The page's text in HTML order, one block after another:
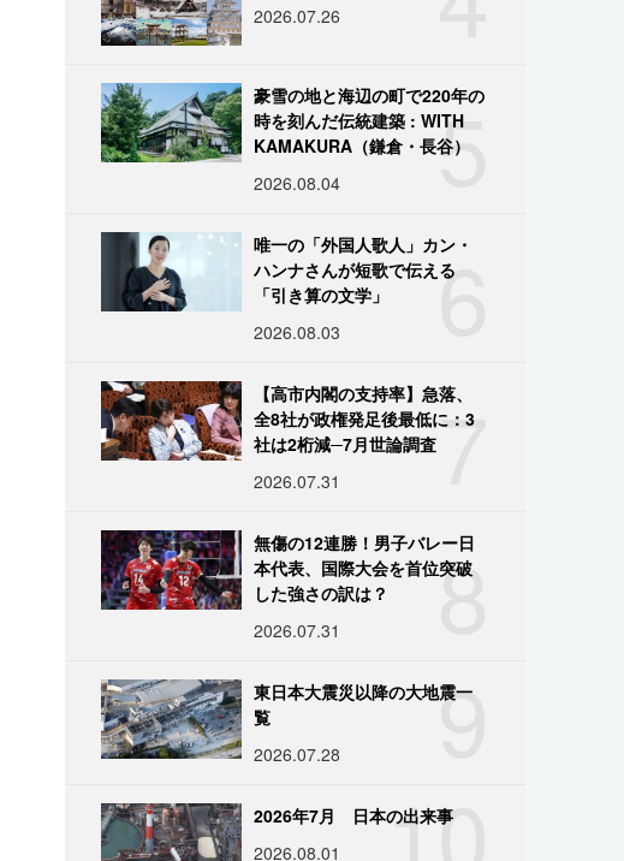
2026.07.26
5
豪雪の地と海辺の町で220年の
時を刻んだ伝統建築 : WITH
KAMAKURA（鎌倉・長谷）
2026.08.04
6
唯一の「外国人歌人」カン・
ハンナさんが短歌で伝える
「引き算の文学」
2026.08.03
7
【高市内閣の支持率】急落、
全8社が政権発足後最低に：3
社は2桁減─7月世論調査
2026.07.31
8
無傷の12連勝！男子バレー日
本代表、国際大会を首位突破
した強さの訳は？
2026.07.31
9
東日本大震災以降の大地震一
覧
2026.07.28
10
2026年7月 日本の出来事
2026.08.01